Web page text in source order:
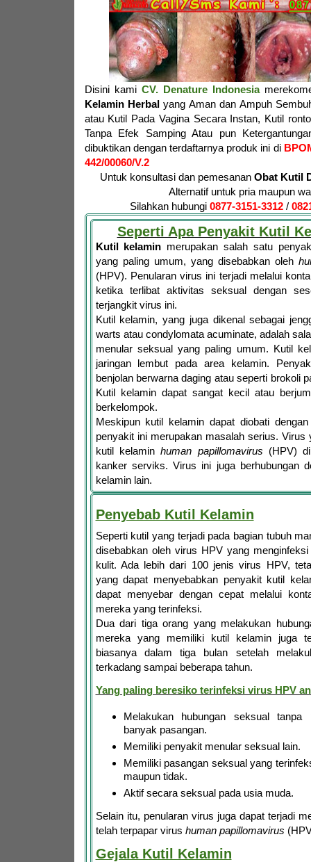
Disini kami CV. Denature Indonesia
Kelamin Herbalyang Aman dan Ampuh
atau Kutil Pada Vagina Secara Instan, Kutil
Tanpa Efek Samping Atau pun
dibuktikan dengan terdaftarnya produk ini di
442/00060/V.2
Untuk konsultasi dan pemesanan Obat Kutil
Alternatif untuk pria maupun
Silahkan hubungi 0877-3151-3312 /
Seperti Apa Penyakit Kutil
Kutil kelamin merupakan salah satu
yang paling umum, yang disebabkan oleh
(HPV). Penularan virus ini terjadi melalui
ketika terlibat aktivitas seksual dengan
terjangkit virus ini.
Kutil kelamin, yang juga dikenal sebagai
warts atau condylomata acuminate, adalah
menular seksual yang paling umum. Kutil
jaringan lembut pada area kelamin.
benjolan berwarna daging atau seperti brokoli
Kutil kelamin dapat sangat kecil atau
berkelompok.
Meskipun kutil kelamin dapat diobati
penyakit ini merupakan masalah serius. Virus
kutil kelaminhuman papillomavirus (HPV)
kanker serviks. Virus ini juga berhubungan
kelamin lain.
Penyebab Kutil Kelamin
Seperti kutil yang terjadi pada bagian tubuh
disebabkan oleh virus HPV yang
kulit. Ada lebih dari 100 jenis virus HPV,
yang dapat menyebabkan penyakit kutil
dapat menyebar dengan cepat melalui
mereka yang terinfeksi.
Dua dari tiga orang yang melakukan
mereka yang memiliki kutil kelamin juga
biasanya dalam tiga bulan setelah
terkadang sampai beberapa tahun.
Yang paling beresiko terinfeksi virus HPV
Melakukan hubungan seksual tanpa
banyak pasangan.
Memiliki penyakit menular seksual lain.
Memiliki pasangan seksual yang
maupun tidak.
Aktif secara seksual pada usia muda.
Selain itu, penularan virus juga dapat terjadi
telah terpapar virus human papillomavirus
Gejala Kutil Kelamin